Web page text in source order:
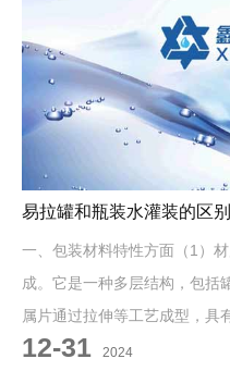
易拉罐和瓶装水灌装的区别
一、包装材料特性方面（1）
成。它是一种多层结构，包括
属片通过拉伸等工艺成型，具
材质对氧气和光线的阻隔性较
12-31 2024